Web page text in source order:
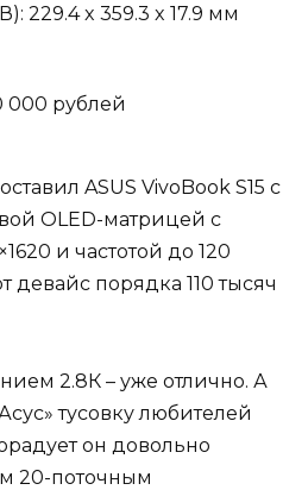
229.4 x 359.3 x 17.9 мм
000 рублей
ASUS VivoBook S15 c
OLED-матрицей с
и частотой до 120
девайс порядка 110 тысяч
2.8К – уже отлично. А
тусовку любителей
он довольно
20-поточным